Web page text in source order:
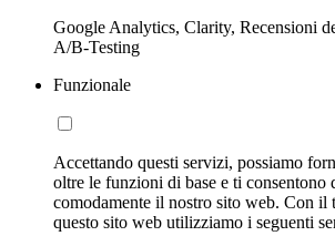
Google Analytics, Clarity, Recensioni
A/B-Testing
Funzionale
Accettando questi servizi, possiamo
oltre le funzioni di base e ti consentono
comodamente il nostro sito web. Con il
questo sito web utilizziamo i seguenti